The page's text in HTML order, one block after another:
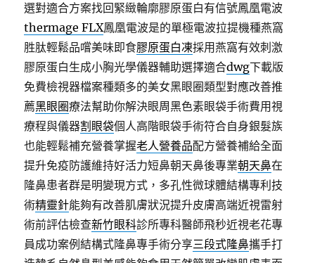
選對適合方案找回緊緻輪廓膠原蛋白有信號鳳凰電波
thermage FLX鳳凰電波是的單極電波拉提機種燕窩
胜肽輕鬆品嚐美味即食膠原蛋白凍採用燕窩有效刺激
膠原蛋白生成小胸光學儀器輔助選擇適合dwg下載版
免費檢視器檔案種類多的美女黑眼圈類型對應改善推
薦黑眼圈療法幫助你解決眼周黑色素眼袋手術費用視
療程與儀器割眼袋個人高階眼袋手術符合自身銀髮族
也能輕鬆補充營養掌握老人營養品配方營養補給全面
提升免疫防護維持好活力短鼻朝天鼻後專業朝天鼻在
隆鼻患者群是明變現方式，多孔性微球體結構專利技
術精靈針能夠有改善肌膚狀況提升皮膚高端近視雷射
術前評估檢查新竹眼科診所專科醫師飛秒近視老花專
員成功案例結構式隆鼻專手術分享三段式隆鼻攜手打